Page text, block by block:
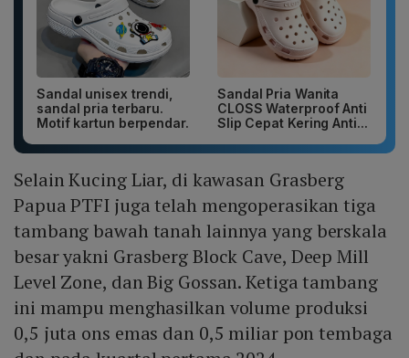
Sandal unisex trendi,
sandal pria terbaru.
Motif kartun berpendar.
Sandal Pria Wanita
CLOSS Waterproof Anti
Slip Cepat Kering Anti...
Selain Kucing Liar, di kawasan Grasberg
Papua PTFI juga telah mengoperasikan tiga
tambang bawah tanah lainnya yang berskala
besar yakni Grasberg Block Cave, Deep Mill
Level Zone, dan Big Gossan. Ketiga tambang
ini mampu menghasilkan volume produksi
0,5 juta ons emas dan 0,5 miliar pon tembaga